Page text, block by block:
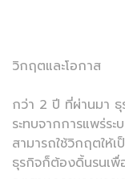
วิกฤตและโอกาส
กว่า 2 ปี ที่ผ่านมา ธุ
ระทบจากการแพร่ร
สามารถใช้วิกฤตให้
ธุรกิจก็ต้องดิ้นรนเพื่